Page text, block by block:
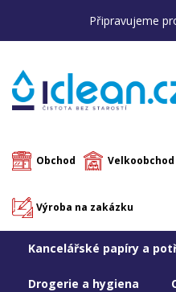
Připravujeme
Obchod Velkoobchod
Výroba na zakázku
Kancelářské papíry a
Drogerie a hygiena